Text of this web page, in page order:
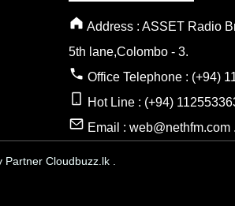
Address : ASSET Radio
5th lane,Colombo - 3.
Office Telephone : (+94)
Hot Line : (+94)
Email : web@nethfm.com .
Cloudbuzz.lk .